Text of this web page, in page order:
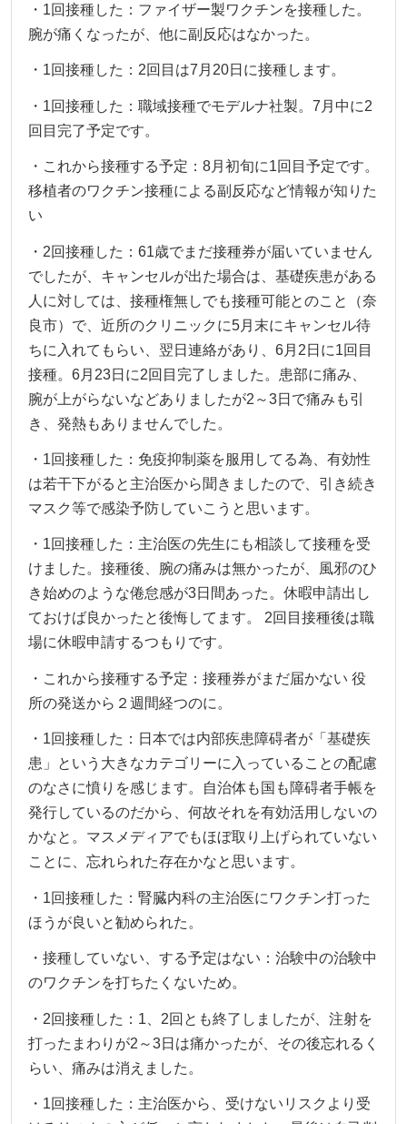
・1回接種した：ファイザー製ワクチンを接種した。
腕が痛くなったが、他に副反応はなかった。
・1回接種した：2回目は7月20日に接種します。
・1回接種した：職域接種でモデルナ社製。7月中に2
回目完了予定です。
・これから接種する予定：8月初旬に1回目予定です。
移植者のワクチン接種による副反応など情報が知りた
い
・2回接種した：61歳でまだ接種券が届いていません
でしたが、キャンセルが出た場合は、基礎疾患がある
人に対しては、接種権無しでも接種可能とのこと（奈
良市）で、近所のクリニックに5月末にキャンセル待
ちに入れてもらい、翌日連絡があり、6月2日に1回目
接種。6月23日に2回目完了しました。患部に痛み、
腕が上がらないなどありましたが2～3日で痛みも引
き、発熱もありませんでした。
・1回接種した：免疫抑制薬を服用してる為、有効性
は若干下がると主治医から聞きましたので、引き続き
マスク等で感染予防していこうと思います。
・1回接種した：主治医の先生にも相談して接種を受
けました。接種後、腕の痛みは無かったが、風邪のひ
き始めのような倦怠感が3日間あった。休暇申請出し
ておけば良かったと後悔してます。 2回目接種後は職
場に休暇申請するつもりです。
・これから接種する予定：接種券がまだ届かない 役
所の発送から２週間経つのに。
・1回接種した：日本では内部疾患障碍者が「基礎疾
患」という大きなカテゴリーに入っていることの配慮
のなさに憤りを感じます。自治体も国も障碍者手帳を
発行しているのだから、何故それを有効活用しないの
かなと。マスメディアでもほぼ取り上げられていない
ことに、忘れられた存在かなと思います。
・1回接種した：腎臓内科の主治医にワクチン打った
ほうが良いと勧められた。
・接種していない、する予定はない：治験中の治験中
のワクチンを打ちたくないため。
・2回接種した：1、2回とも終了しましたが、注射を
打ったまわりが2～3日は痛かったが、その後忘れるく
らい、痛みは消えました。
・1回接種した：主治医から、受けないリスクより受